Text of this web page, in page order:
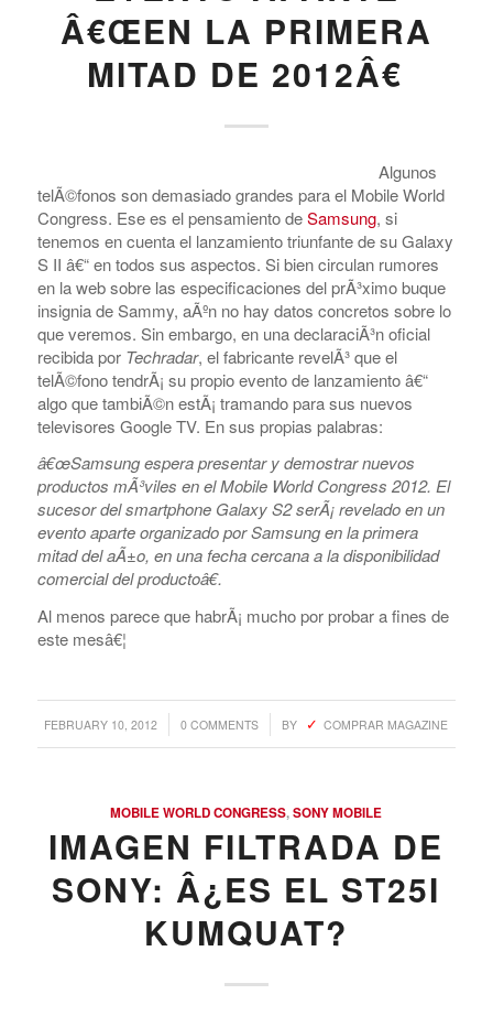
Â€ŒEN LA PRIMERA
MITAD DE 2012Â€
Algunos
telÃ©fonos son demasiado grandes para el Mobile World
Congress. Ese es el pensamiento deSamsung, si
tenemos en cuenta el lanzamiento triunfante de su Galaxy
S II â€“ en todos sus aspectos. Si bien circulan rumores
en la web sobre las especificaciones del prÃ³ximo buque
insignia de Sammy, aÃºn no hay datos concretos sobre lo
que veremos. Sin embargo, en una declaraciÃ³n oficial
recibida por Techradar, el fabricante revelÃ³ que el
telÃ©fono tendrÃ¡ su propio evento de lanzamiento â€“
algo que tambiÃ©n estÃ¡ tramando para sus nuevos
televisores Google TV. En sus propias palabras:
â€œSamsung espera presentar y demostrar nuevos
productos mÃ³viles en el Mobile World Congress 2012. El
sucesor del smartphone Galaxy S2 serÃ¡ revelado en un
evento aparte organizado por Samsung en la primera
mitad del aÃ±o, en una fecha cercana a la disponibilidad
comercial del productoâ€.
Al menos parece que habrÃ¡ mucho por probar a fines de
este mesâ€¦
FEBRUARY 10, 2012
/ 0 COMMENTS
/ BY COMPRAR MAGAZINE
MOBILE WORLD CONGRESS,SONY MOBILE
IMAGEN FILTRADA DE
SONY: Â¿ES EL ST25I
KUMQUAT?